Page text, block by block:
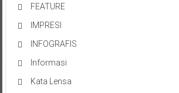
FEATURE
IMPRESI
INFOGRAFIS
Informasi
Kata Lensa